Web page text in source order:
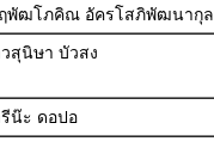
พัฒโภคิณ อัครโสภิพัฒนากุล
สุนิษา บัวสง
น๊ะ ดอปอ